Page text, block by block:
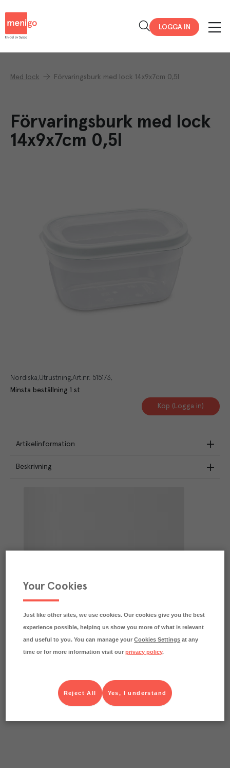
LOGGA IN
Med lock Förvaringsburk med lock 14x9x7cm 0,5l
Förvaringsburk med lock
14x9x7cm 0,5l
Nordiska Utrustning Art.nr. 515173
Minsta beställning 1 st
Köp (Logga in)
Artikelinformation
Beskrivning
Your Cookies
Just like other sites, we use cookies. Our cookies give you the best
experience possible, helping us show you more of what is relevant
and useful to you. You can manage yourCookies Settings at any
time or for more information visit ourprivacy policy.
Yes, I understand
Reject All